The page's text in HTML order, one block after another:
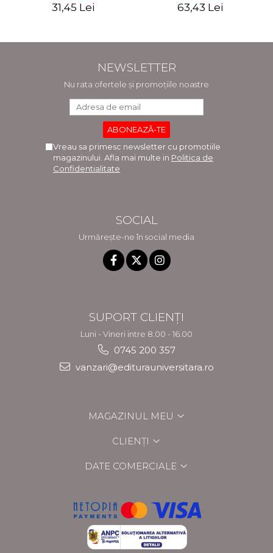
31,45 Lei 63,43 Lei
NEWSLETTER
Nu rata ofertele și promoțiile noastre
Vreau sa primesc newsletter cu promotiile
magazinului. Afla mai multe in Politica de
Confidentialitate
SOCIAL
Urmărește-ne în social media
SUPORT CLIENȚI
Luni - Vineri intre 8.00 - 16.00
0745 200 357
vanzari@editurauniversitara.ro
MAGAZINUL MEU
CLIENȚI
DATE COMERCIALE